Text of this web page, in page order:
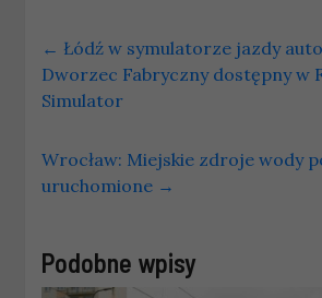
← Łódź w symulatorze jazdy
Dworzec Fabryczny dostępny w
Simulator
Wrocław: Miejskie zdroje wody
uruchomione →
Podobne wpisy